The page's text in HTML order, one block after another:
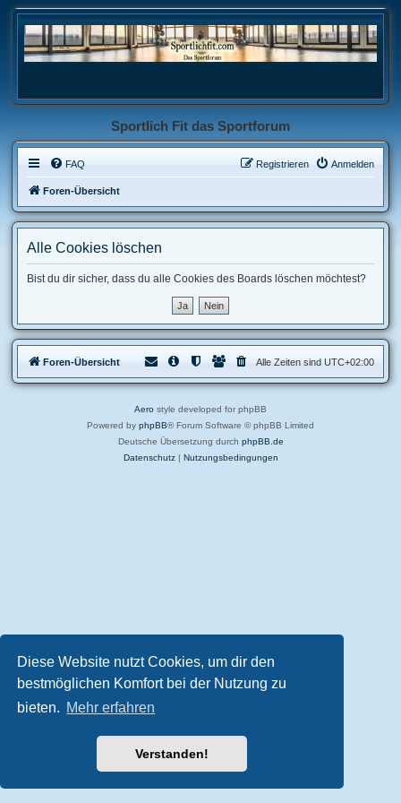
Diese Website nutzt Cookies, um dir den
bestmöglichen Komfort bei der Nutzung zu
bieten. Mehr erfahren
Verstanden!
Sportlich Fit das Sportforum
FAQ Anmelden
Registrieren
Foren-Übersicht
Alle Cookies löschen
Bist du dir sicher, dass du alle Cookies des Boards löschen möchtest?
Foren-Übersicht Alle Zeiten sind UTC+02:00
Aero style developed for phpBB
Powered by phpBB® Forum Software © phpBB Limited
Deutsche Übersetzung durch phpBB.de
Datenschutz| Nutzungsbedingungen